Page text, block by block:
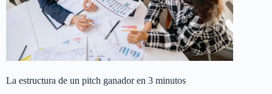
La estructura de un pitch ganador en 3 minutos